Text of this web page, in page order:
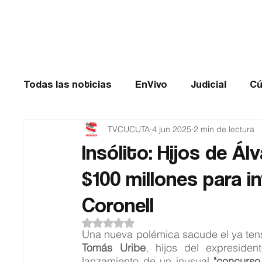
Todas las noticias EnVivo Judicial
Entretenimiento Historias de impacto
Catatumbo TRANSMILENIO Salud
Insólito: Hijos de
$100 millones para
Coronell
TVCUCUTA 4 jun 2025 2 min de lectura
Obtuvo NaN de 5 estrellas.
Una nueva polémica sacude el ya
Tomás Uribe, hijos del